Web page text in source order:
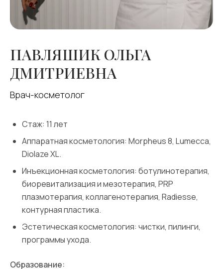
ПАВЛЯШИК ОЛЬГА
ДМИТРИЕВНА
Врач-косметолог
Стаж: 11 лет
Аппаратная косметология: Morpheus 8, Lumecca,
Diolaze XL.
Инъекционная косметология: ботулинотерапия,
биоревитализация и мезотерапия, PRP
плазмотерапия, коллагенотерапия, Radiesse,
контурная пластика.
Эстетическая косметология: чистки, пилинги,
программы ухода.
Образование: